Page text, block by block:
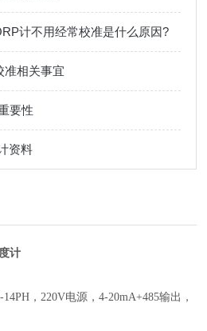
计不用经常校准是什么原因?
准相关事宜
要性
资料
计
14PH，220V电源，4-20mA+485输出，